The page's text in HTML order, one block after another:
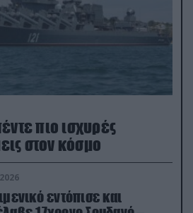
πιο ισχυρές
στον κόσμο
εντόπισε και